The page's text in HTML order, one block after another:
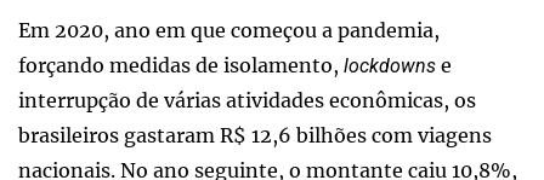
Em 2020, ano em que começou a pandemia,
forçando medidas de isolamento, lockdowns e
interrupção de várias atividades econômicas, os
brasileiros gastaram R$ 12,6 bilhões com viagens
nacionais. No ano seguinte, o montante caiu 10,8%,